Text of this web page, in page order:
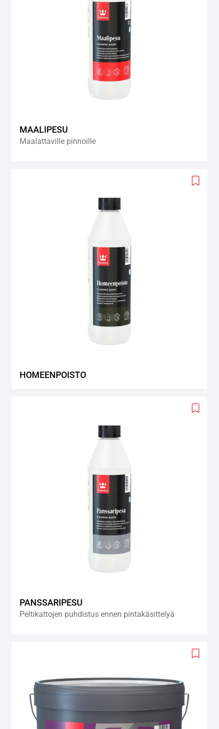
MAALIPESU
Maalattaville pinnoille
Add
HOMEENPOISTO
Add
PANSSARIPESU
Peltikattojen puhdistus ennen pintakäsittelyä
Add